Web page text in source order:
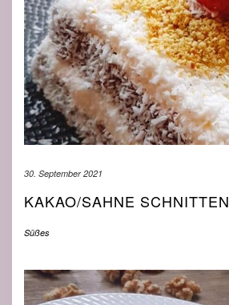
30. September 2021
KAKAO/SAHNE SCHNITTEN
Süßes